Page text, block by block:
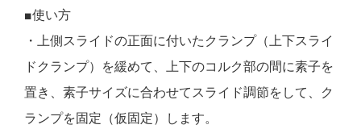
■使い方
・上側スライドの正面に付いたクランプ（上下スライ
ドクランプ）を緩めて、上下のコルク部の間に素子を
置き、素子サイズに合わせてスライド調節をして、ク
ランプを固定（仮固定）します。